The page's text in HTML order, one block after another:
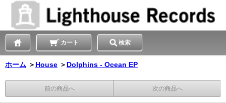
カート 検索
ホーム ＞ House ＞ Dolphins - Ocean EP
前の商品へ 次の商品へ